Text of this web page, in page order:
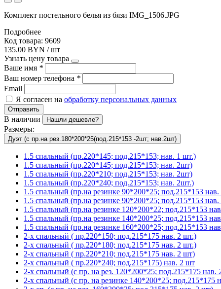
Комплект постельного белья из бязи IMG_1506.JPG
Подробнее
Код товара: 9609
135.00 BYN / шт
Узнать цену товара
Ваше имя *
Ваш номер телефона *
Email
Я согласен на обработку персональных данных
Отправить
В наличии Нашли дешевле?
Размеры:
Дуэт (с пр.на рез.180*200*25(под.215*153 -2шт; нав.2шт)
1.5 спальный (пр.220*145; под.215*153; нав. 1 шт.)
1.5 спальный (пр.220*145; под.215*153; нав. 2шт)
1.5 спальный (пр.220*210; под.215*153; нав. 2шт)
1.5 спальный (пр.220*240; под.215*153; нав. 2шт.)
1.5 спальный (пр.на резинке 90*200*25; под.215*153
1.5 спальный (пр.на резинке 90*200*25; под.215*153
1.5 спальный (пр.на резинке 120*200*22; под.215*153
1.5 спальный (пр.на резинке 140*200*25; под.215*153
1.5 спальный (пр.на резинке 160*200*25; под.215*153
2-х спальный ( пр.220*150; под.215*175 нав. 2 шт.)
2-х спальный ( пр.220*180; под.215*175 нав. 2 шт.)
2-х спальный ( пр.220*210; под.215*175 нав. 2 шт)
2-х спальный ( пр.220*240; под.215*175) нав. 2 шт
2-х спальный (с пр. на рез. 120*200*25; под.215*175 нав.
2-х спальный (с пр. на резинке 140*200*25; под.215*175